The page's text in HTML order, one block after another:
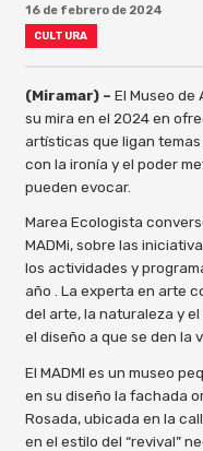
16 de febrero de 2024
CULTURA
(Miramar) – El Museo de
su mira en el 2024 en
artísticas que ligan
con la ironía y el poder
pueden evocar.
Marea Ecologista
MADMi, sobre las
los actividades y
año . La experta en arte
del arte, la naturaleza y
el diseño a que se den la
El MADMI es un museo
en su diseño la fachada
Rosada, ubicada en la
en el estilo del “revival”